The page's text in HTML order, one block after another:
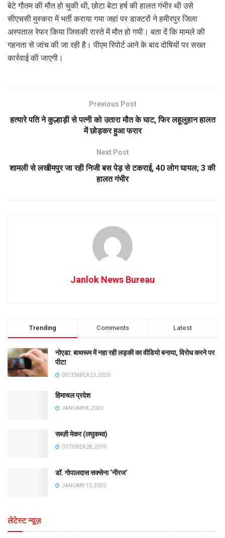
बेटे गौतम की मौत हो चुकी थी, छोटा बेटा हर्ष की हालत गंभीर थी उसे
सीएचसी मुस्करा में भर्ती कराया गया जहां पर डाक्टरों ने हमीरपुर जिला
अस्पताल रेफर किया जिसकी रास्ते में मौत हो गयी। बता दें कि मामले की
गहनता से जांच की जा रही है। पीएम रिपोर्ट आने के बाद दोषियों पर सख्त
कार्रवाई की जाएगी।
Previous Post
हत्यारे पति ने कुल्हाड़ी से पत्नी को उतारा मौत के घाट, फिर लहूलुहान हालत
में छोड़कर हुआ फरार
Next Post
शामली से लखीमपुर जा रही निजी बस पेड़ से टकराई, 40 लोग घायल; 3 की
हालत गंभीर
Janlok News Bureau
Trending Comments Latest
नोएडा: बाथरूम में नहा रही लड़की का वीडियो बनाया, विरोध करने पर
पीटा
DECEMBER 23, 2020
हिमाचल प्रदेश
JANUARY 8, 2020
सब्ज़ी मेकर (लघुकथा)
OCTOBER 28, 2019
डॉ. गोपालदास सक्सेना ‘नीरज’
JANUARY 13, 2020
लेटेस्ट न्यूज़